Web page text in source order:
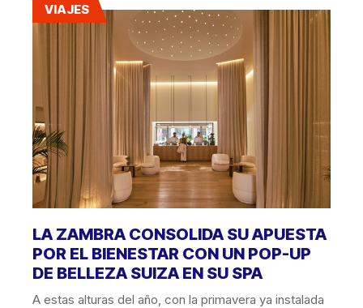
VIAJES
LA ZAMBRA CONSOLIDA SU APUESTA
POR EL BIENESTAR CON UN POP-UP
DE BELLEZA SUIZA EN SU SPA
A estas alturas del año, con la primavera ya instalada